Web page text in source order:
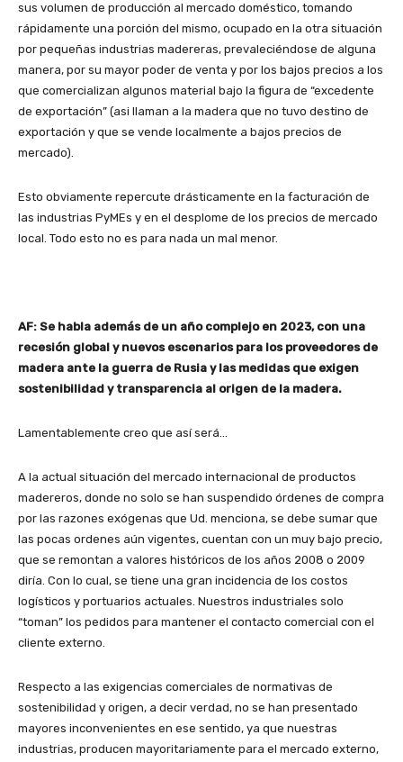
sus volumen de producción al mercado doméstico, tomando
rápidamente una porción del mismo, ocupado en la otra situación
por pequeñas industrias madereras, prevaleciéndose de alguna
manera, por su mayor poder de venta y por los bajos precios a los
que comercializan algunos material bajo la figura de “excedente
de exportación” (asi llaman a la madera que no tuvo destino de
exportación y que se vende localmente a bajos precios de
mercado).
Esto obviamente repercute drásticamente en la facturación de
las industrias PyMEs y en el desplome de los precios de mercado
local. Todo esto no es para nada un mal menor.
AF: Se habla además de un año complejo en 2023, con una
recesión global y nuevos escenarios para los proveedores de
madera ante la guerra de Rusia y las medidas que exigen
sostenibilidad y transparencia al origen de la madera.
Lamentablemente creo que así será…
A la actual situación del mercado internacional de productos
madereros, donde no solo se han suspendido órdenes de compra
por las razones exógenas que Ud. menciona, se debe sumar que
las pocas ordenes aún vigentes, cuentan con un muy bajo precio,
que se remontan a valores históricos de los años 2008 o 2009
diría. Con lo cual, se tiene una gran incidencia de los costos
logísticos y portuarios actuales. Nuestros industriales solo
“toman” los pedidos para mantener el contacto comercial con el
cliente externo.
Respecto a las exigencias comerciales de normativas de
sostenibilidad y origen, a decir verdad, no se han presentado
mayores inconvenientes en ese sentido, ya que nuestras
industrias, producen mayoritariamente para el mercado externo,